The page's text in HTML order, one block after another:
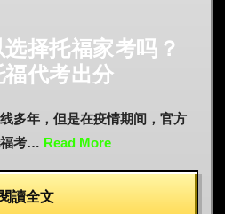
择托福家考吗？
代考出分
多年，但是在疫情期间，官方
福考… Read More
閱讀全文